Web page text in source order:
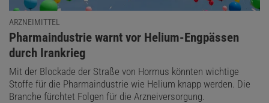
ARZNEIMITTEL
:
Pharmaindustrie warnt vor Helium-Engpässen
durch Irankrieg
Mit der Blockade der Straße von Hormus könnten wichtige
Stoffe für die Pharmaindustrie wie Helium knapp werden. Die
Branche fürchtet Folgen für die Arzneiversorgung.